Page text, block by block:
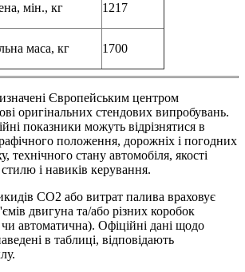
мін., кг 1217
маса, кг 1700
Європейським центром
оригінальних стендових випробувань.
показники можуть відрізнятися в
положення, дорожніх і погодних
технічного стану автомобіля, якості
і навиків керування.
СО2 або витрат палива враховує
двигуна та/або різних коробок
автоматична). Офіційні дані щодо
в таблиці, відповідають